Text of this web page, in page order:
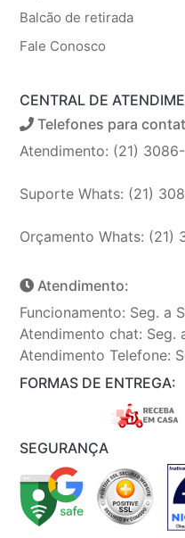
Balcão de retirada
Fale Conosco
CENTRAL DE
Telefones para
Atendimento: (21)
Suporte Whats: (21)
Orçamento Whats: (21)
Atendimento:
Funcionamento: Seg. a
Atendimento chat: Seg.
Atendimento Telefone:
FORMAS DE ENTREGA:
SEGURANÇA